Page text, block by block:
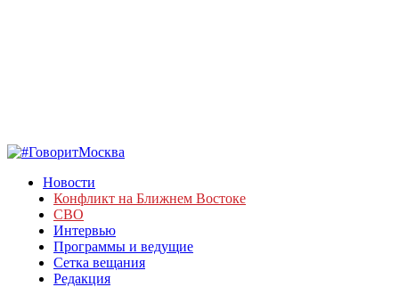
Новости
Конфликт на Ближнем Востоке
СВО
Интервью
Программы и ведущие
Сетка вещания
Редакция